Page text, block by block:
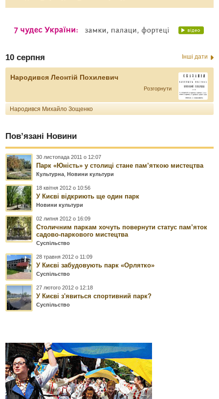
10 серпня Інші дати
Народився Леонтій Похилевич
Розгорнути
Народився Михайло Зощенко
Пов’язані Новини
30 листопада 2011 о 12:07
Парк «Юність» у столиці стане пам’яткою мистецтва
Культурна ,Новини культури
18 квітня 2012 о 10:56
У Києві відкриють ще один парк
Новини культури
02 липня 2012 о 16:09
Столичним паркам хочуть повернути статус пам’яток
садово-паркового мистецтва
Суспільство
28 травня 2012 о 11:09
У Києві забудовують парк «Орлятко»
Суспільство
27 лютого 2012 о 12:18
У Києві з'явиться спортивний парк?
Суспільство